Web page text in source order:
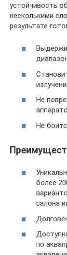
устойчивость
несколькими
результате
Не
Не
более
салона
по